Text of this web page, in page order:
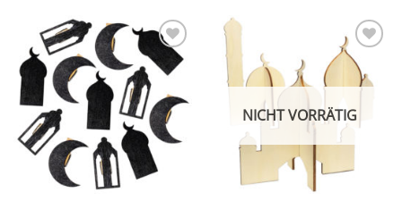
Add to
wishlist
Add to
wishlist
NICHT VORRÄTIG